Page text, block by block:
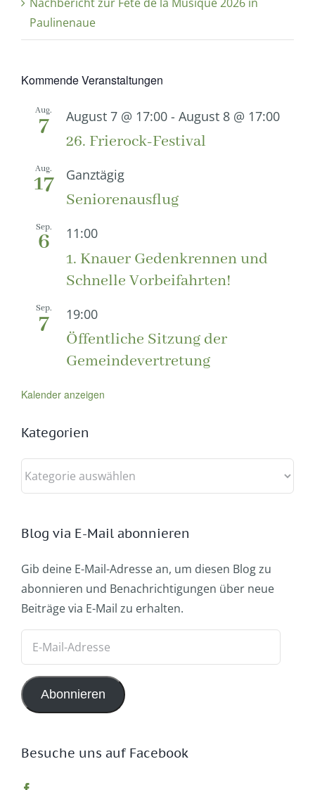
Paulinenaue
Kommende Veranstaltungen
Aug.
7 August 7 @ 17:00 - August 8 @ 17:00
26. Frierock-Festival
Aug.
17 Ganztägig
Seniorenausflug
Sep.
6 11:00
1. Knauer Gedenkrennen und
Schnelle Vorbeifahrten!
Sep.
7 19:00
Öffentliche Sitzung der
Gemeindevertretung
Kalender anzeigen
Kategorien
Kategorien
Blog via E-Mail abonnieren
Gib deine E-Mail-Adresse an, um diesen Blog zu
abonnieren und Benachrichtigungen über neue
Beiträge via E-Mail zu erhalten.
Adresse
Abonnieren
Besuche uns auf Facebook